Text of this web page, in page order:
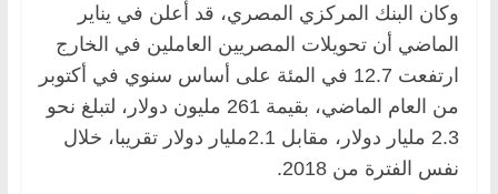
وكان البنك المركزي المصري، قد أعلن في يناير
الماضي أن تحويلات المصريين العاملين في الخارج
ارتفعت 12.7 في المئة على أساس سنوي في أكتوبر
من العام الماضي، بقيمة 261 مليون دولار، لتبلغ نحو
2.3 مليار دولار، مقابل 2.1مليار دولار تقريبا، خلال
نفس الفترة من 2018.